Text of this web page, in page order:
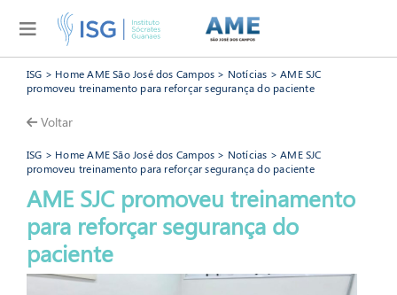
ISG > Home AME São José dos Campos > Notícias > AME SJC
promoveu treinamento para reforçar segurança do paciente
Voltar
ISG > Home AME São José dos Campos > Notícias > AME SJC
promoveu treinamento para reforçar segurança do paciente
AME SJC promoveu treinamento
para reforçar segurança do
pacienteAME São José dos Campos